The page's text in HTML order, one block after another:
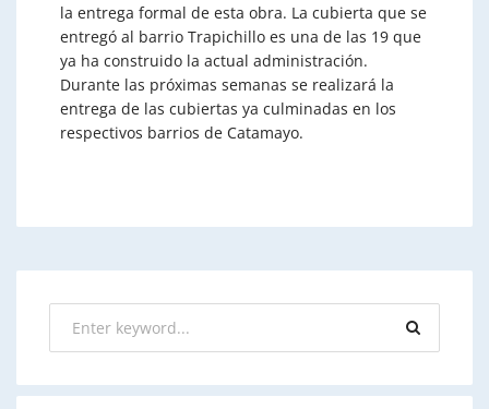
la entrega formal de esta obra. La cubierta que se
entregó al barrio Trapichillo es una de las 19 que
ya ha construido la actual administración.
Durante las próximas semanas se realizará la
entrega de las cubiertas ya culminadas en los
respectivos barrios de Catamayo.